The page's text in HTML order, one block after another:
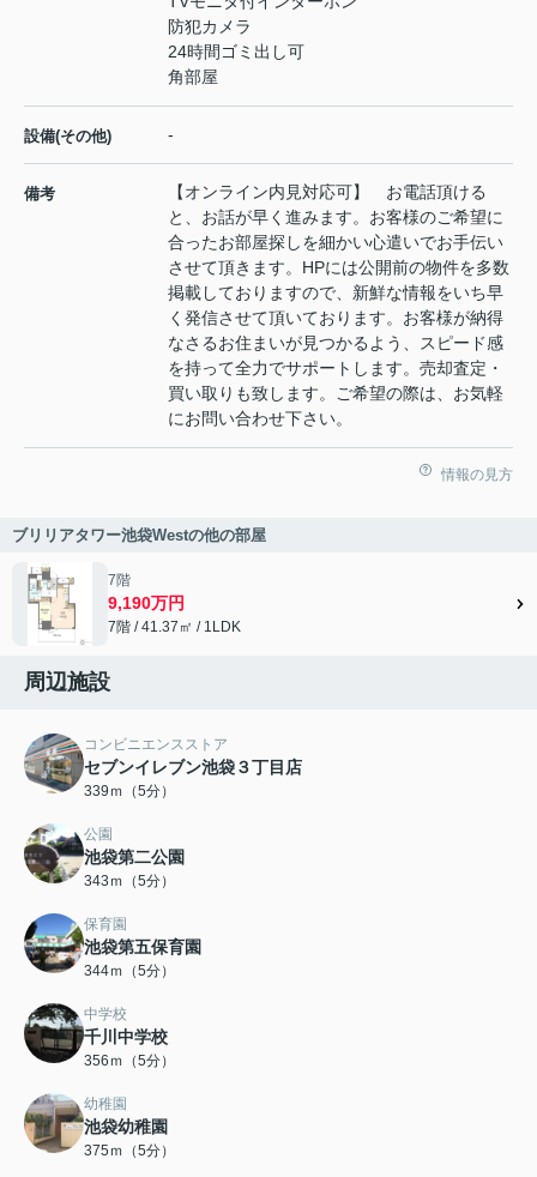
防犯カメラ
24時間ゴミ出し可
角部屋
設備(その他) -
備考
【オンライン内見対応可】 お電話頂ける
と、お話が早く進みます。お客様のご希望に
合ったお部屋探しを細かい心遣いでお手伝い
させて頂きます。HPには公開前の物件を多数
掲載しておりますので、新鮮な情報をいち早
く発信させて頂いております。お客様が納得
なさるお住まいが見つかるよう、スピード感
を持って全力でサポートします。売却査定・
買い取りも致します。ご希望の際は、お気軽
にお問い合わせ下さい。
情報の見方
ブリリアタワー池袋Westの他の部屋
7階
9,190万円
7階 / 41.37㎡ / 1LDK
周辺施設
コンビニエンスストア
セブンイレブン池袋３丁目店
339ｍ（5分）
公園
池袋第二公園
343ｍ（5分）
保育園
池袋第五保育園
344ｍ（5分）
中学校
千川中学校
356ｍ（5分）
幼稚園
池袋幼稚園
375ｍ（5分）